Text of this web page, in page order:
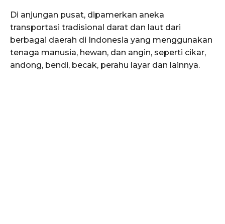
Di anjungan pusat, dipamerkan aneka
transportasi tradisional darat dan laut dari
berbagai daerah di Indonesia yang menggunakan
tenaga manusia, hewan, dan angin, seperti cikar,
andong, bendi, becak, perahu layar dan lainnya.